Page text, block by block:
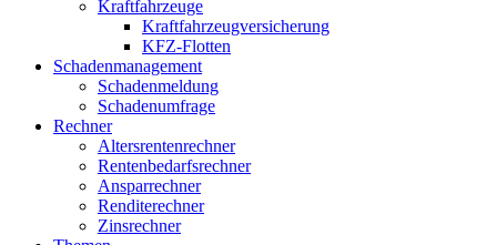
Kraftfahrzeuge
Kraftfahrzeugversicherung
KFZ-Flotten
Schadenmanagement
Schadenmeldung
Schadenumfrage
Rechner
Altersrentenrechner
Rentenbedarfsrechner
Ansparrechner
Renditerechner
Zinsrechner